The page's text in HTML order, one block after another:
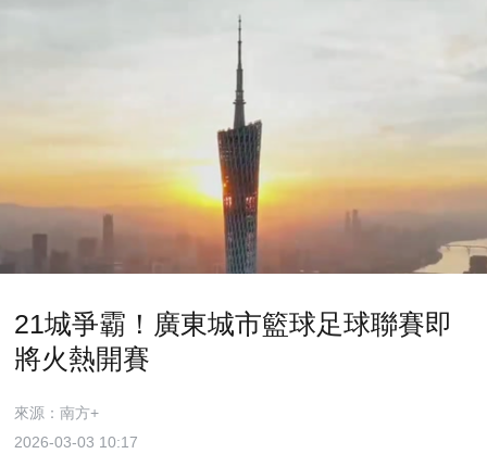
21城爭霸！廣東城市籃球足球聯賽即
將火熱開賽
來源：南方+
2026-03-03 10:17